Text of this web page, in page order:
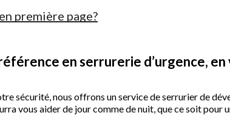
première page?
en serrurerie d’urgence,
sécurité, nous offrons un service de serrurier de
vous aider de jour comme de nuit, que ce soit pour